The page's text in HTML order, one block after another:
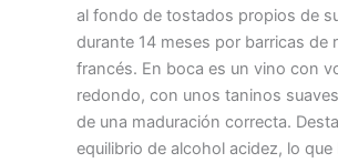
al fondo de tostados propios de
durante 14 meses por barricas de
francés. En boca es un vino con
redondo, con unos taninos
de una maduración correcta.
equilibrio de alcohol acidez, lo que